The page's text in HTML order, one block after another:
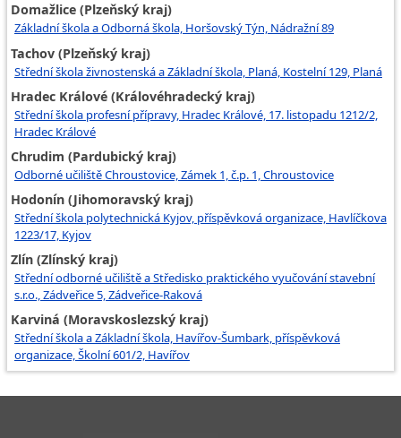
Domažlice (Plzeňský kraj)
Základní škola a Odborná škola, Horšovský Týn, Nádražní 89
Tachov (Plzeňský kraj)
Střední škola živnostenská a Základní škola, Planá, Kostelní 129, Planá
Hradec Králové (Královéhradecký kraj)
Střední škola profesní přípravy, Hradec Králové, 17. listopadu 1212/2,
Hradec Králové
Chrudim (Pardubický kraj)
Odborné učiliště Chroustovice, Zámek 1, č.p. 1, Chroustovice
Hodonín (Jihomoravský kraj)
Střední škola polytechnická Kyjov, příspěvková organizace, Havlíčkova
1223/17, Kyjov
Zlín (Zlínský kraj)
Střední odborné učiliště a Středisko praktického vyučování stavební
s.r.o., Zádveřice 5, Zádveřice-Raková
Karviná (Moravskoslezský kraj)
Střední škola a Základní škola, Havířov-Šumbark, příspěvková
organizace, Školní 601/2, Havířov